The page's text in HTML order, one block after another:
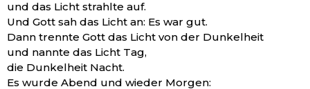
und das Licht strahlte auf.
Und Gott sah das Licht an: Es war gut.
Dann trennte Gott das Licht von der Dunkelheit
und nannte das Licht Tag,
die Dunkelheit Nacht.
Es wurde Abend und wieder Morgen: